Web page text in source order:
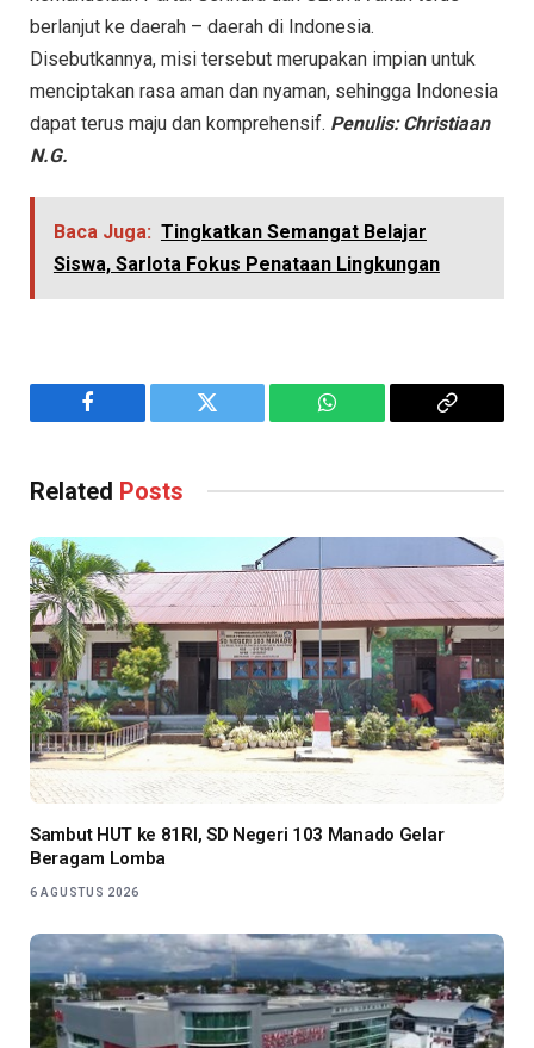
berlanjut ke daerah – daerah di Indonesia.
Disebutkannya, misi tersebut merupakan impian untuk
menciptakan rasa aman dan nyaman, sehingga Indonesia
dapat terus maju dan komprehensif. Penulis: Christiaan
N.G.
Baca Juga: Tingkatkan Semangat Belajar
Siswa, Sarlota Fokus Penataan Lingkungan
Facebook Twitter WhatsApp
Copy
Related Posts
Sambut HUT ke 81RI, SD Negeri 103 Manado Gelar
Beragam Lomba
6 AGUSTUS 2026